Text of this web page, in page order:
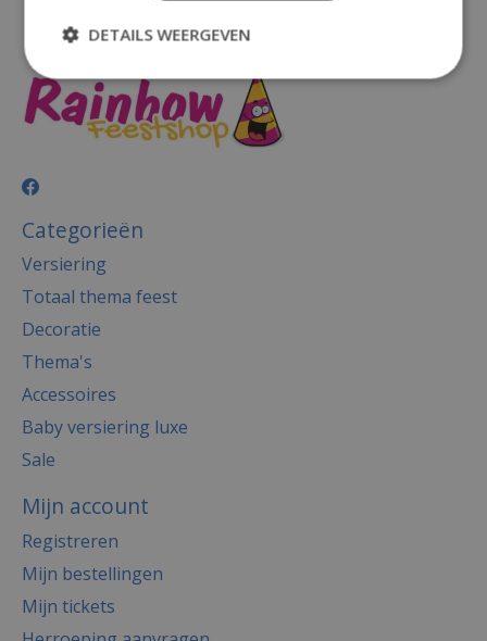
Categorieën
Versiering
Totaal thema feest
Decoratie
Thema's
Accessoires
Baby versiering luxe
Sale
Mijn account
Registreren
Mijn bestellingen
Mijn tickets
DETAILS WEERGEVEN